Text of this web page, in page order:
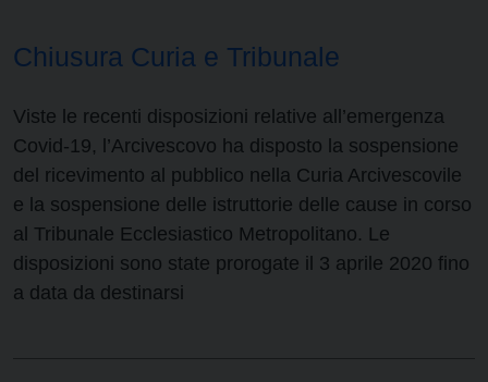
Chiusura Curia e Tribunale
Viste le recenti disposizioni relative all’emergenza
Covid-19, l’Arcivescovo ha disposto la sospensione
del ricevimento al pubblico nella Curia Arcivescovile
e la sospensione delle istruttorie delle cause in corso
al Tribunale Ecclesiastico Metropolitano. Le
disposizioni sono state prorogate il 3 aprile 2020 fino
a data da destinarsi